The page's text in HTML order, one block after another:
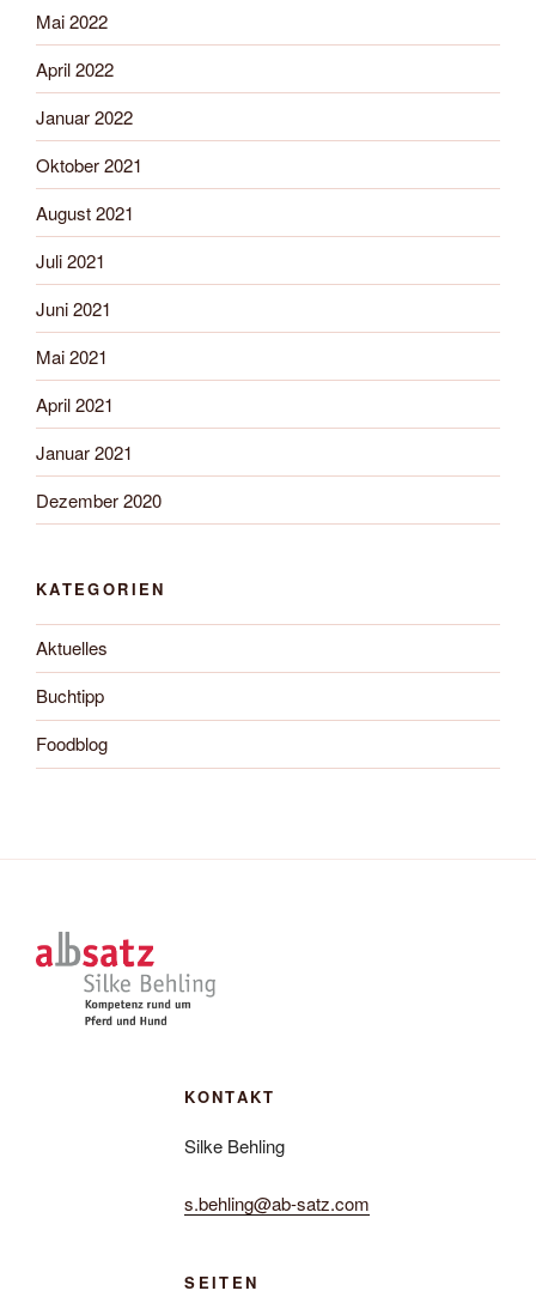
Mai 2022
April 2022
Januar 2022
Oktober 2021
August 2021
Juli 2021
Juni 2021
Mai 2021
April 2021
Januar 2021
Dezember 2020
KATEGORIEN
Aktuelles
Buchtipp
Foodblog
KONTAKT
Silke Behling
s.behling@ab-satz.com
SEITEN